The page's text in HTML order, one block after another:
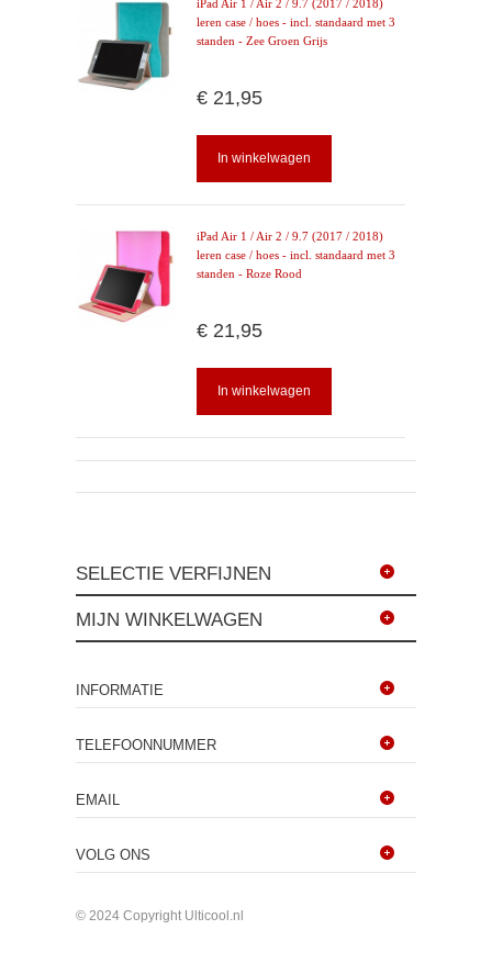
iPad Air 1 / Air 2 / 9.7 (2017 / 2018)
leren case / hoes - incl. standaard met 3
standen - Zee Groen Grijs
€ 21,95
In winkelwagen
iPad Air 1 / Air 2 / 9.7 (2017 / 2018)
leren case / hoes - incl. standaard met 3
standen - Roze Rood
€ 21,95
In winkelwagen
SELECTIE VERFIJNEN
MIJN WINKELWAGEN
INFORMATIE
TELEFOONNUMMER
EMAIL
VOLG ONS
© 2024 Copyright Ulticool.nl